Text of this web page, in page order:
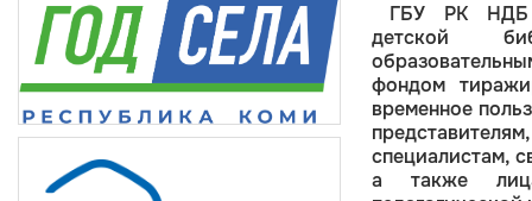
ГБУ РК НДБ
детской
фондом
временное
специалистам,
а также